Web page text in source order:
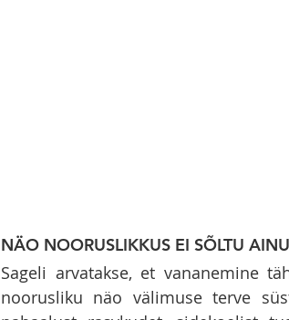
NÄO NOORUSLIKKUS EI SÕLTU
Sageli arvatakse, et vananemine
noorusliku näo välimuse terve